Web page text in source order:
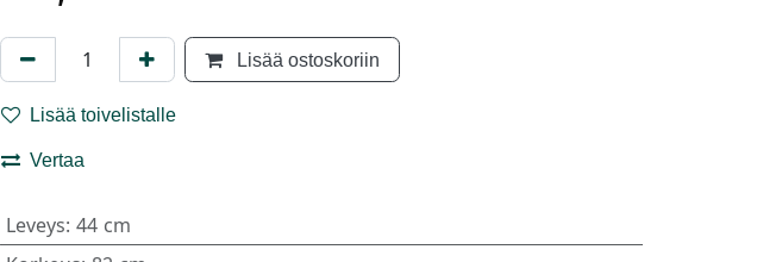
Lisää ostoskoriin
Lisää toivelistalle
Vertaa
Leveys: 44 cm